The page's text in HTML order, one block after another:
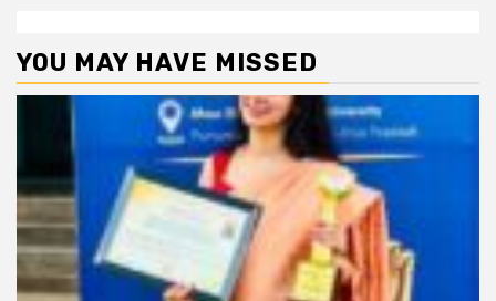
YOU MAY HAVE MISSED